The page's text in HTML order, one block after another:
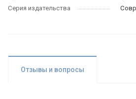
Серия издательства
Отзывы и вопросы